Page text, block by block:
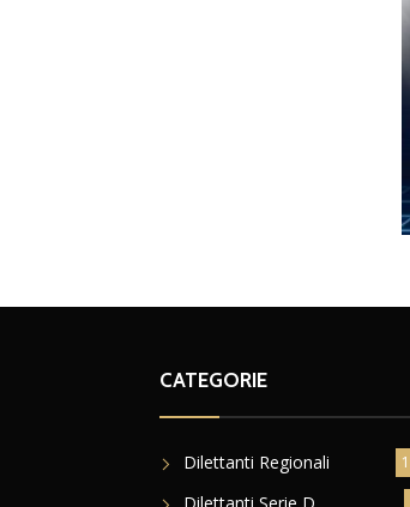
CATEGORIE
Dilettanti Regionali